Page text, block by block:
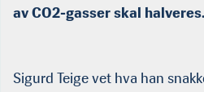
av CO2-gasser skal halveres.
Sigurd Teige vet hva han